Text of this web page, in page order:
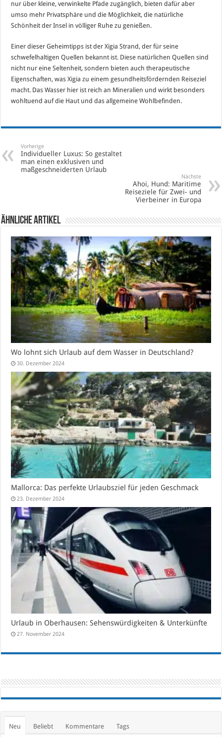
nur über kleine, verwinkelte Pfade zugänglich, bieten dafür aber
umso mehr Privatsphäre und die Möglichkeit, die natürliche
Schönheit der Insel in völliger Ruhe zu genießen.
Einer dieser Geheimtipps ist der Xigia Strand, der für seine
schwefelhaltigen Quellen bekannt ist. Diese natürlichen Quellen sind
nicht nur eine Seltenheit, sondern bieten auch therapeutische
Eigenschaften, was Xigia zu einem gesundheitsfördernden Reiseziel
macht. Das Wasser hier ist reich an Mineralien und wirkt besonders
wohltuend auf die Haut und das allgemeine Wohlbefinden.
Vorherige
Individueller Luxus: So gestaltet
man einen exklusiven und
maßgeschneiderten Urlaub
Nächste
Ahoi, Hund: Maritime
Reiseziele für Zwei- und
Vierbeiner in Europa
Ähnliche Artikel
Wo lohnt sich Urlaub auf dem Wasser in Deutschland?
30. Dezember 2024
Mallorca: Das perfekte Urlaubsziel für jeden Geschmack
23. Dezember 2024
Urlaub in Oberhausen: Sehenswürdigkeiten & Unterkünfte
27. November 2024
Neu Beliebt Kommentare Tags